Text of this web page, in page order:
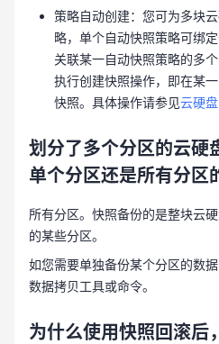
策略自动创建：您可为多块
略，单个自动快照策略可绑
关联某一自动快照策略的多
执行创建快照操作，即在某
快照。具体操作请参见云硬
划分了多个分区的云硬
单个分区还是所有分区
所有分区。快照备份的是整块云
的某些分区。
如您需要单独备份某个分区的数
数据拷贝工具或命令。
为什么使用快照回滚后